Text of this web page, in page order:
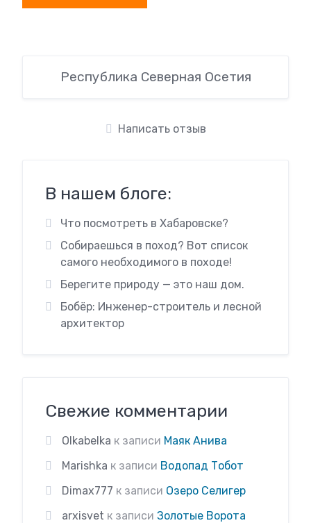
Республика Северная Осетия
Написать отзыв
В нашем блоге:
Что посмотреть в Хабаровске?
Собираешься в поход? Вот список
самого необходимого в походе!
Берегите природу — это наш дом.
Бобёр: Инженер-строитель и лесной
архитектор
Свежие комментарии
Olkabelka к записи Маяк Анива
Marishka к записи Водопад Тобот
Dimax777 к записи Озеро Селигер
arxisvet к записи Золотые Ворота